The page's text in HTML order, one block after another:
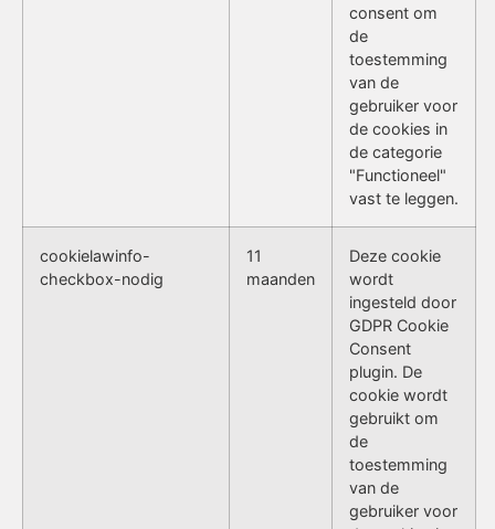
consent om
de
toestemming
van de
gebruiker voor
de cookies in
de categorie
"Functioneel"
vast te leggen.
cookielawinfo-
checkbox-nodig
11
maanden
Deze cookie
wordt
ingesteld door
GDPR Cookie
Consent
plugin. De
cookie wordt
gebruikt om
de
toestemming
van de
gebruiker voor